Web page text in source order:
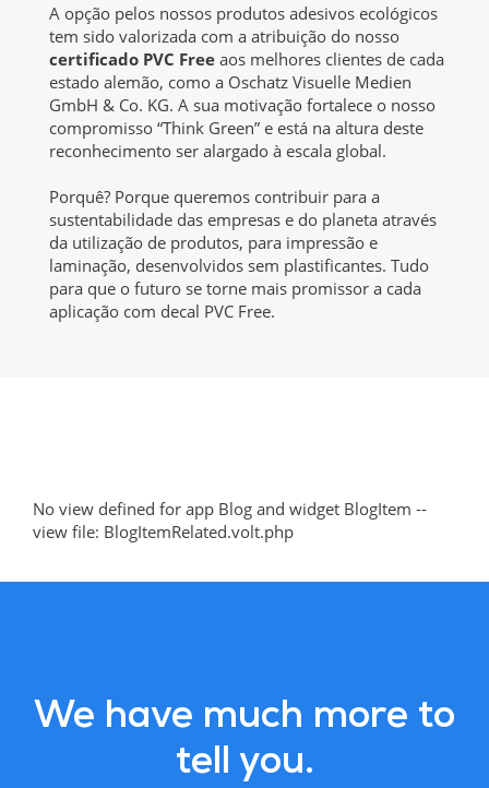
A opção pelos nossos produtos adesivos ecológicos
tem sido valorizada com a atribuição do nosso
certificado PVC Free aos melhores clientes de cada
estado alemão, como a Oschatz Visuelle Medien
GmbH & Co. KG. A sua motivação fortalece o nosso
compromisso “Think Green” e está na altura deste
reconhecimento ser alargado à escala global.
Porquê? Porque queremos contribuir para a
sustentabilidade das empresas e do planeta através
da utilização de produtos, para impressão e
laminação, desenvolvidos sem plastificantes. Tudo
para que o futuro se torne mais promissor a cada
aplicação com decal PVC Free.
No view defined for app Blog and widget BlogItem --
view file: BlogItemRelated.volt.php
We have much more to
tell you.